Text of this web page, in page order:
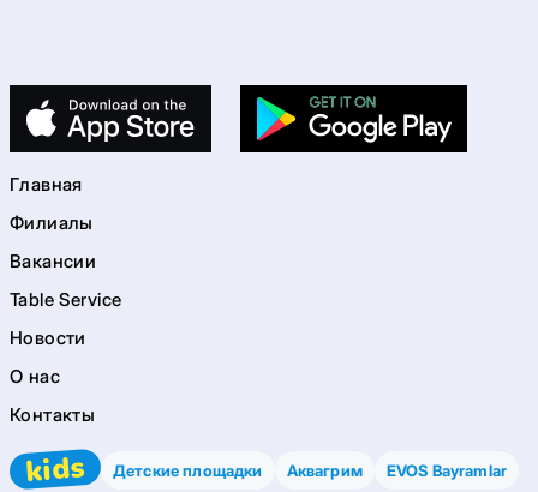
Главная
Филиалы
Вакансии
Table Service
Новости
О нас
Контакты
kids Детские площадки Аквагрим EVOS Bayramlar